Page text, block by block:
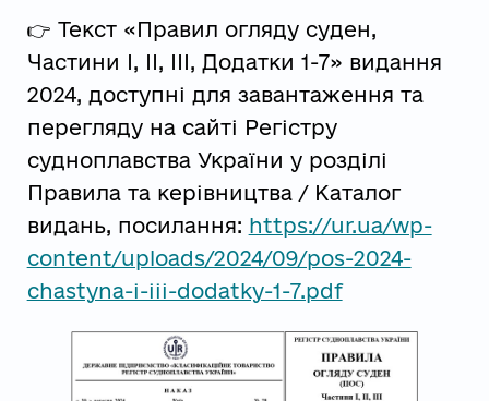
👉 Текст «Правил огляду суден,
Частини I, II, III, Додатки 1-7» видання
2024, доступні для завантаження та
перегляду на сайті Регістру
судноплавства України у розділі
Правила та керівництва / Каталог
видань, посилання: https://ur.ua/wp-
content/uploads/2024/09/pos-2024-
chastyna-i-iii-dodatky-1-7.pdf